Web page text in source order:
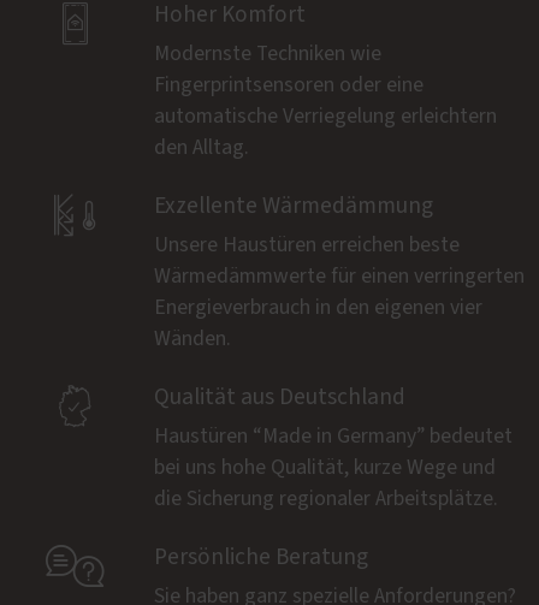
 Hoher Komfort
Modernste Techniken wie
Fingerprintsensoren oder eine
automatische Verriegelung erleichtern
den Alltag.
 Exzellente Wärmedämmung
Unsere Haustüren erreichen beste
Wärmedämmwerte für einen verringerten
Energieverbrauch in den eigenen vier
Wänden.
 Qualität aus Deutschland
Haustüren “Made in Germany” bedeutet
bei uns hohe Qualität, kurze Wege und
die Sicherung regionaler Arbeitsplätze.
 Persönliche Beratung
Sie haben ganz spezielle Anforderungen?